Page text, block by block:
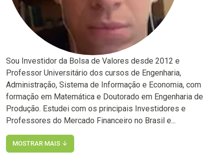
Sou Investidor da Bolsa de Valores desde 2012 e
Professor Universitário dos cursos de Engenharia,
Administração, Sistema de Informação e Economia, com
formação em Matemática e Doutorado em Engenharia de
Produção. Estudei com os principais Investidores e
Professores do Mercado Financeiro no Brasil e...
MOSTRAR MAIS ↓